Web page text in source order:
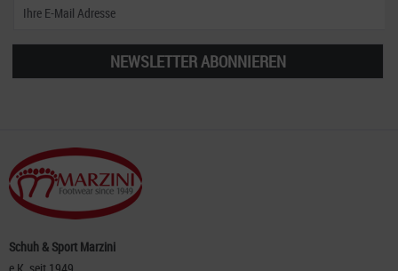
NEWSLETTER ABONNIEREN
Schuh & Sport Marzini